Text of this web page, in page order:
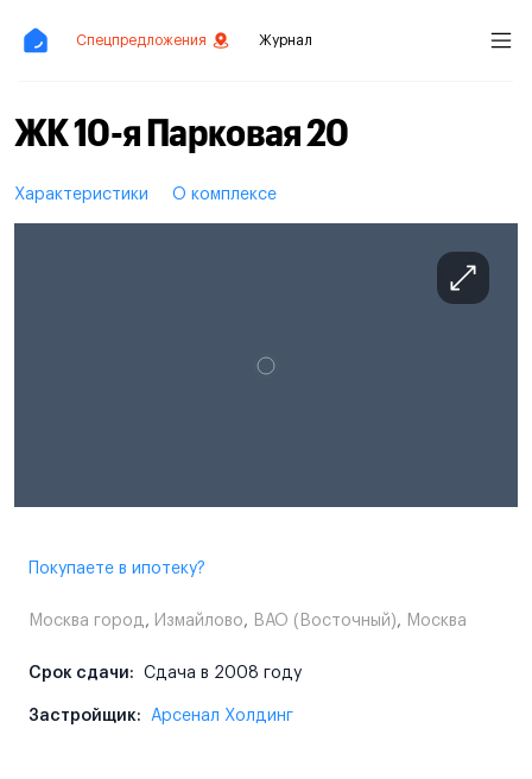
Спецпредложения Журнал
ЖК 10-я Парковая 20
Характеристики О комплексе
Покупаете в ипотеку?
Москва город , Измайлово, ВАО (Восточный), Москва
Срок сдачи: Сдача в 2008 году
Застройщик: Арсенал Холдинг